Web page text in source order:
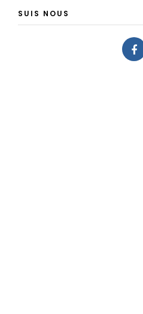
SUIS NOUS